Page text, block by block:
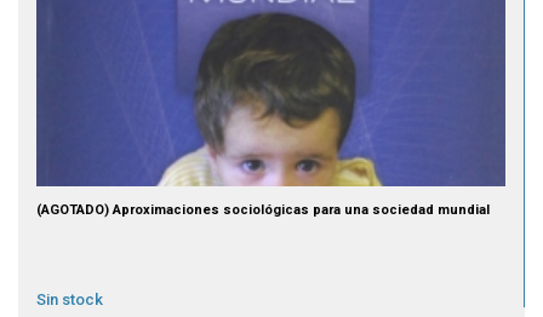
(AGOTADO) Aproximaciones sociológicas para una sociedad mundial
Sin stock